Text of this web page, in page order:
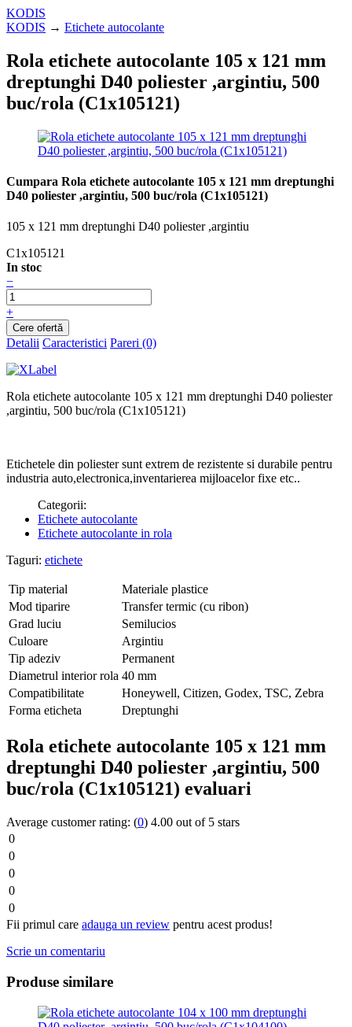
KODIS
KODIS → Etichete autocolante
Rola etichete autocolante 105 x 121 mm
dreptunghi D40 poliester ,argintiu, 500
buc/rola (C1x105121)
Cumpara Rola etichete autocolante 105 x 121 mm dreptunghi
D40 poliester ,argintiu, 500 buc/rola (C1x105121)
105 x 121 mm dreptunghi D40 poliester ,argintiu
C1x105121
In stoc
−
+
Detalii Caracteristici Pareri (0)
Rola etichete autocolante 105 x 121 mm dreptunghi D40 poliester
,argintiu, 500 buc/rola (C1x105121)
Etichetele din poliester sunt extrem de rezistente si durabile pentru
industria auto,electronica,inventarierea mijloacelor fixe etc..
Categorii:
Etichete autocolante
Etichete autocolante in rola
Taguri: etichete
Tip material
Materiale plastice
Mod tiparire
Transfer termic (cu ribon)
Grad luciu
Semilucios
Culoare
Argintiu
Tip adeziv
Permanent
Diametrul interior rola 40 mm
Compatibilitate
Honeywell, Citizen, Godex, TSC, Zebra
Forma eticheta
Dreptunghi
Rola etichete autocolante 105 x 121 mm
dreptunghi D40 poliester ,argintiu, 500
buc/rola (C1x105121) evaluari
Average customer rating: (0) 4.00 out of 5 stars
0
0
0
0
0
Fii primul care adauga un review pentru acest produs!
Scrie un comentariu
Produse similare